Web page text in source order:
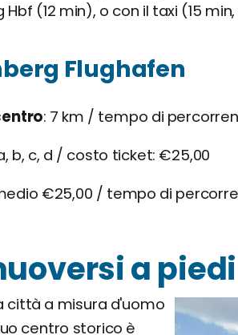
Hbf (12 min), o con il taxi (15
Flughafen
7 km / tempo di
b, c, d / costo ticket: €25,00
€25,00 / tempo di
a piedi
città a misura d'uomo
centro storico è